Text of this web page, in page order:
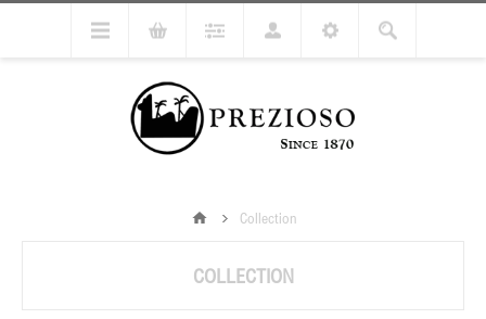
Collection
COLLECTION